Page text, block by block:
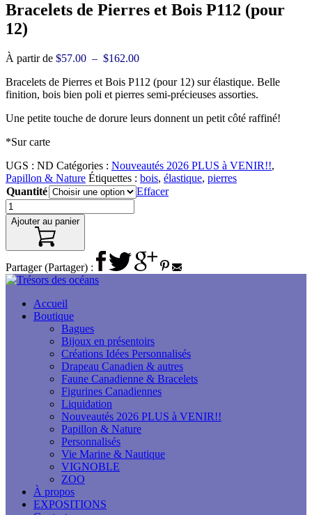
Bracelets de Pierres et Bois P112 (pour
12)
À partir de $57.00 – $162.00Plage
prix :
$57.00
$162.00
Bracelets de Pierres et Bois P112 (pour 12) sur élastique. Belle
finition, bois bien poli et pierres semi-précieuses assorties.
Une petite touche de dorure leurs donnent un petit côté raffiné!
*Sur carte
UGS : ND Catégories : Nouveautés 2026 PLUS à VENIR!!,
Papillon & Nature Étiquettes : bois, élastique, pierres
Quantité
Effacer
Ajouter au panier
Partager (Partager) :
Accueil
Boutique
Bagues
Bijoux en présentoirs
Créations Idées Personnalisés
Drapeau Canadien & autres
Faune Canadienne & Bracelets
Figurines Canadiennes
Liquidation
Nouveautés 2026 PLUS à VENIR!!
Papillon & Nature
Personnalisés
Vie Marine & Nautique
VIGNOBLE
ZOO
À propos
EXPOSITIONS